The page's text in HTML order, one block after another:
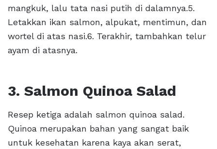
mangkuk, lalu tata nasi putih di dalamnya.5.
Letakkan ikan salmon, alpukat, mentimun, dan
wortel di atas nasi.6. Terakhir, tambahkan telur
ayam di atasnya.
3. Salmon Quinoa Salad
Resep ketiga adalah salmon quinoa salad.
Quinoa merupakan bahan yang sangat baik
untuk kesehatan karena kaya akan serat,